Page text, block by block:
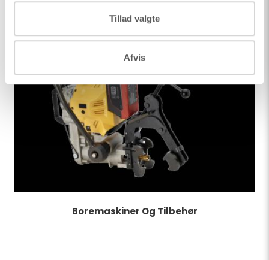
Tillad valgte
Afvis
Boremaskiner Og Tilbehør